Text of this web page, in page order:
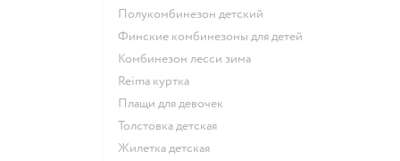
Полукомбинезон детский
Финские комбинезоны для детей
Комбинезон лесси зима
Reima куртка
Плащи для девочек
Толстовка детская
Жилетка детская